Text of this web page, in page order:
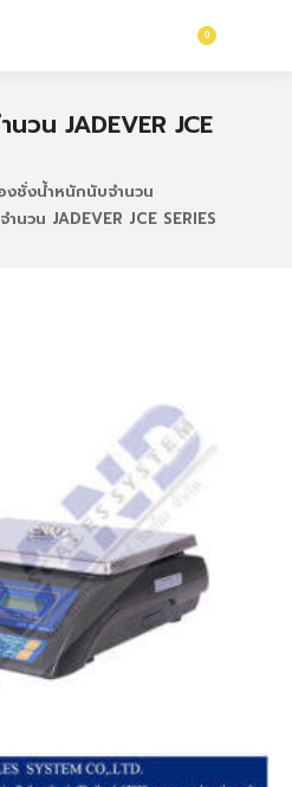
0
วน JADEVER JCE
งชั่งน้ำหนักนับจำนวน
นวน JADEVER JCE SERIES